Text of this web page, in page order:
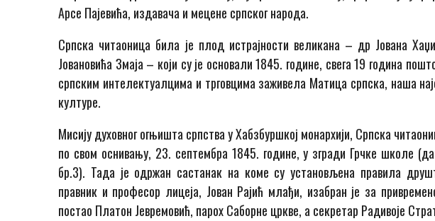
Арсе Пајевића, издавача и мецене српског народа.
Српска читаоница била је плод истрајности великана – др Јована
Јовановића Змаја – који су је основали 1845. године, свега 19 година
српским интелектуалцима и трговцима заживела Матица српска, наша
културе.
Мисију духовног огњишта српства у Хабзбуршкој монархији, Српска
по свом оснивању, 23. септембра 1845. године, у згради Грчке школе
бр.3). Тада је одржан састанак на коме су установљена правила
правник и професор лицеја, Јован Рајић млађи, изабран је за
постао Платон Јевремовић, парох Саборне цркве, а секретар Радивоје